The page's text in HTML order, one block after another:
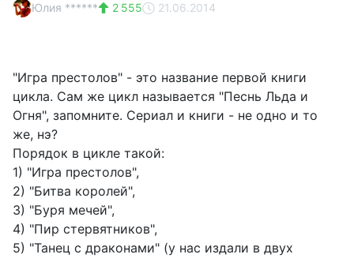
Юлия ****** 2 555 21.06.2014
"Игра престолов" - это название первой книги
цикла. Сам же цикл называется "Песнь Льда и
Огня", запомните. Сериал и книги - не одно и то
же, нэ?
Порядок в цикле такой:
1) "Игра престолов",
2) "Битва королей",
3) "Буря мечей",
4) "Пир стервятников",
5) "Танец с драконами" (у нас издали в двух